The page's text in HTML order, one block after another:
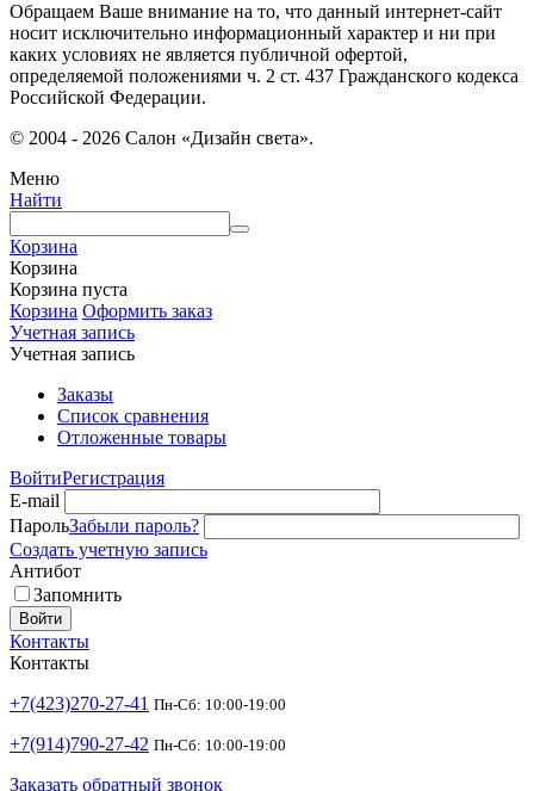
Обращаем Ваше внимание на то, что данный интернет-сайт
носит исключительно информационный характер и ни при
каких условиях не является публичной офертой,
определяемой положениями ч. 2 ст. 437 Гражданского кодекса
Российской Федерации.
© 2004 - 2026 Салон «Дизайн света».
Меню
Найти
Корзина
Корзина
Корзина пуста
Корзина Оформить заказ
Учетная запись
Учетная запись
Заказы
Список сравнения
Отложенные товары
ВойтиРегистрация
E-mail
ПарольЗабыли пароль?
Создать учетную запись
Антибот
Запомнить
Войти
Контакты
Контакты
+7(423)270-27-41 Пн-Сб: 10:00-19:00
+7(914)790-27-42 Пн-Сб: 10:00-19:00
Заказать обратный звонок